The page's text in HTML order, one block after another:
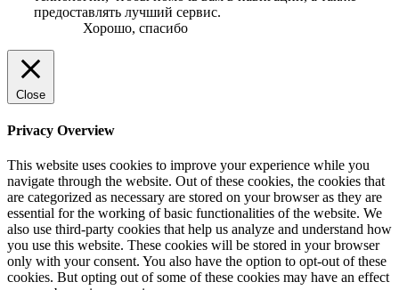
предоставлять лучший сервис.
Хорошо, спасибо
Close
Privacy Overview
This website uses cookies to improve your experience while you
navigate through the website. Out of these cookies, the cookies that
are categorized as necessary are stored on your browser as they are
essential for the working of basic functionalities of the website. We
also use third-party cookies that help us analyze and understand how
you use this website. These cookies will be stored in your browser
only with your consent. You also have the option to opt-out of these
cookies. But opting out of some of these cookies may have an effect